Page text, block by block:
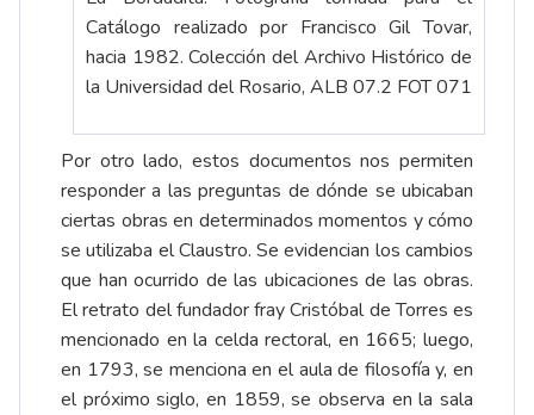
Catálogo realizado por Francisco Gil Tovar,
hacia 1982. Colección del Archivo Histórico de
la Universidad del Rosario, ALB 07.2 FOT 071
Por otro lado, estos documentos nos permiten
responder a las preguntas de dónde se ubicaban
ciertas obras en determinados momentos y cómo
se utilizaba el Claustro. Se evidencian los cambios
que han ocurrido de las ubicaciones de las obras.
El retrato del fundador fray Cristóbal de Torres es
mencionado en la celda rectoral, en 1665; luego,
en 1793, se menciona en el aula de filosofía y, en
el próximo siglo, en 1859, se observa en la sala